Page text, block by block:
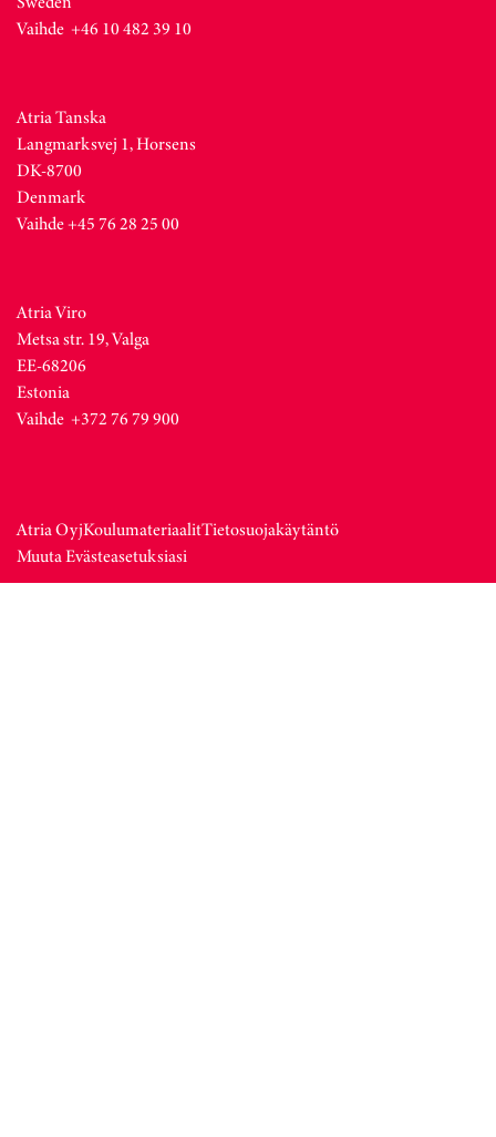
Vaihde +46 10 482 39 10
Atria Tanska
Langmarksvej 1, Horsens
DK-8700
Denmark
Vaihde +45 76 28 25 00
Atria Viro
Metsa str. 19, Valga
EE-68206
Estonia
Vaihde +372 76 79 900
Atria OyjKoulumateriaalitTietosuojakäytäntö
Muuta Evästeasetuksiasi